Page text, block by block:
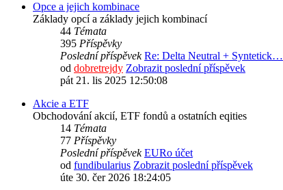
Opce a jejich kombinace
Základy opcí a základy jejich kombinací
44 Témata
395 Příspěvky
Poslední příspěvek Re: Delta Neutral + Syntetick…
od dobretrejdy Zobrazit poslední příspěvek
pát 21. lis 2025 12:50:08
Akcie a ETF
Obchodování akcií, ETF fondů a ostatních eqities
14 Témata
77 Příspěvky
Poslední příspěvek EURo účet
od fundibularius Zobrazit poslední příspěvek
úte 30. čer 2026 18:24:05